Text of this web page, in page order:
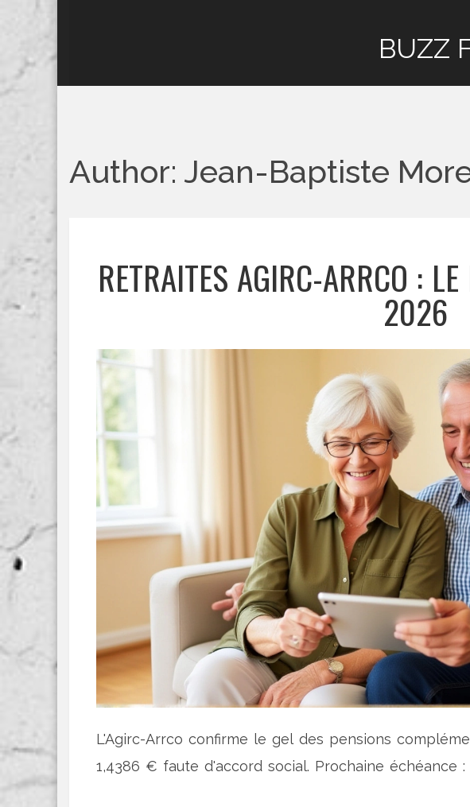
BUZZ
Author: Jean-Baptiste
RETRAITES AGIRC-ARRCO :
2026
L'Agirc-Arrco confirme le gel des pensions
1,4386 € faute d'accord social. Prochaine échéance :